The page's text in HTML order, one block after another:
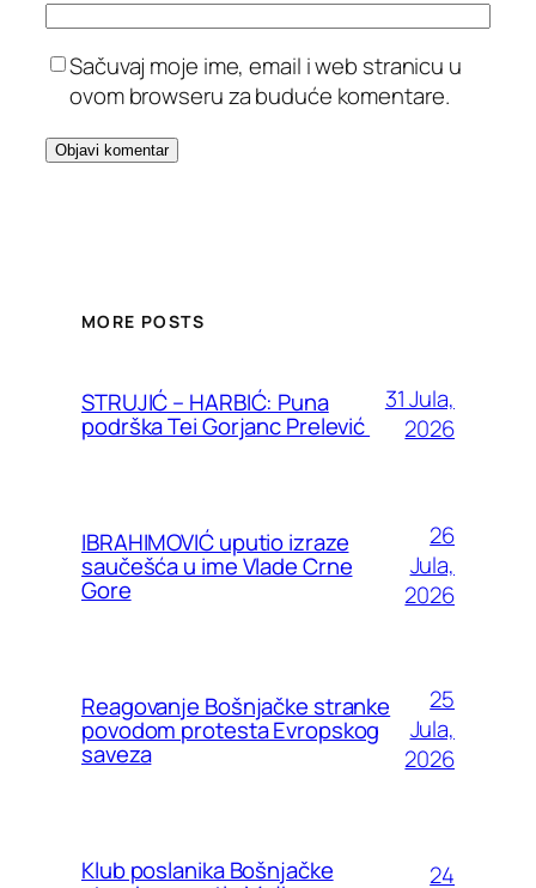
Sačuvaj moje ime, email i web stranicu u
ovom browseru za buduće komentare.
MORE POSTS
STRUJIĆ – HARBIĆ: Puna
podrška Tei Gorjanc Prelević
31 Jula,
2026
IBRAHIMOVIĆ uputio izraze
saučešća u ime Vlade Crne
Gore
26
Jula,
2026
Reagovanje Bošnjačke stranke
povodom protesta Evropskog
saveza
25
Jula,
2026
Klub poslanika Bošnjačke 24